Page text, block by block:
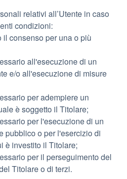
relativi all’Utente in caso
condizioni:
il consenso per una o più
all'esecuzione di un
e/o all'esecuzione di misure
per adempiere un
è soggetto il Titolare;
per l'esecuzione di un
pubblico o per l'esercizio di
è investito il Titolare;
per il perseguimento del
Titolare o di terzi.